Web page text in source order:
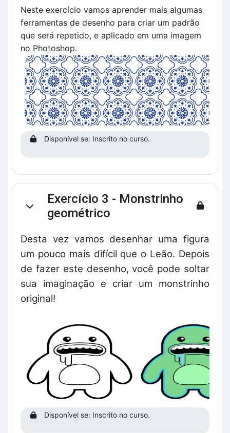
Neste exercício vamos aprender mais algumas
ferramentas de desenho para criar um padrão
que será repetido, e aplicado em uma imagem
no Photoshop.
Disponível se: Inscrito no curso.
Contrair
Exercício 3 - Monstrinho
geométrico
Desta vez vamos desenhar uma figura
um pouco mais difícil que o Leão. Depois
de fazer este desenho, você pode soltar
sua imaginação e criar um monstrinho
original!
Disponível se: Inscrito no curso.